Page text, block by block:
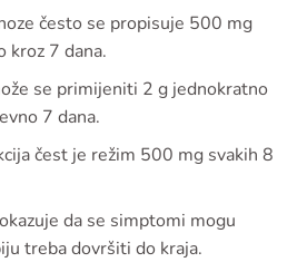
često se propisuje 500 mg
kroz 7 dana.
se primijeniti 2 g jednokratno
7 dana.
čest je režim 500 mg svakih 8
da se simptomi mogu
treba dovršiti do kraja.